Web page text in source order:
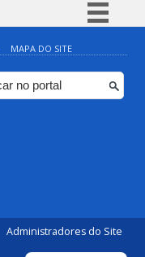
Simplifique!
Comunica BR
Participe
MAPA DO SITE
Administradores do Site